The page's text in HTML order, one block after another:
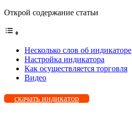
Открой содержание статьи
Несколько слов об индикаторе
Настройка индикатора
Как осуществляется торговля
Видео
скачать индикатор